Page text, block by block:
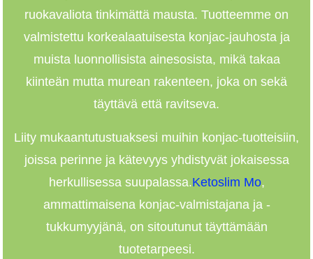
ruokavaliota tinkimättä mausta. Tuotteemme on
valmistettu korkealaatuisesta konjac-jauhosta ja
muista luonnollisista ainesosista, mikä takaa
kiinteän mutta murean rakenteen, joka on sekä
täyttävä että ravitseva.
Liity mukaantutustuaksesi muihin konjac-tuotteisiin,
joissa perinne ja kätevyys yhdistyvät jokaisessa
herkullisessa suupalassa.Ketoslim Mo,
ammattimaisena konjac-valmistajana ja -
tukkumyyjänä, on sitoutunut täyttämään
tuotetarpeesi.